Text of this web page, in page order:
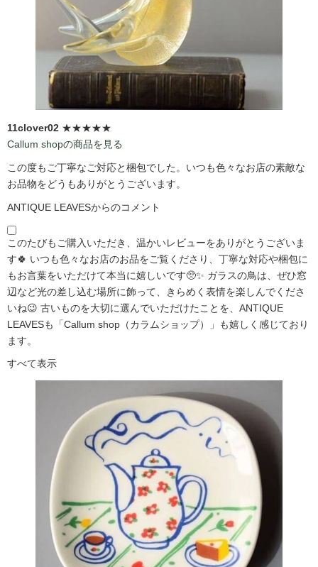
11clover02 ★★★★★
Callum shopの商品を見る
この度もご丁寧なご対応と梱包でした。いつも色々なお店の素敵な
お品物をどうもありがとうございます。
ANTIQUE LEAVESからのコメント
このたびもご購入いただき、温かいレビューをありがとうございま
す🍀 いつも色々なお店のお品をご覧くださり、丁寧な対応や梱包に
もお言葉をいただけて本当に嬉しいです🥺✨ ガラスの鳥は、ぜひ窓
辺など光の差し込む場所に飾って、きらめく表情を楽しんでくださ
いね😉 古いものを大切に選んでいただけたことを、ANTIQUE
LEAVESも「Callum shop（カラムショップ）」も嬉しく感じており
ます。
すべて表示